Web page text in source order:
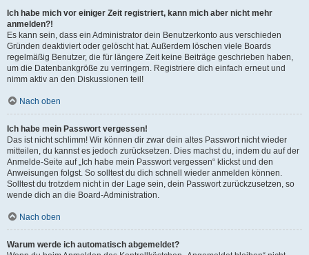
Ich habe mich vor einiger Zeit registriert, kann mich aber nicht mehr
anmelden?!
Es kann sein, dass ein Administrator dein Benutzerkonto aus verschieden
Gründen deaktiviert oder gelöscht hat. Außerdem löschen viele Boards
regelmäßig Benutzer, die für längere Zeit keine Beiträge geschrieben haben,
um die Datenbankgröße zu verringern. Registriere dich einfach erneut und
nimm aktiv an den Diskussionen teil!
Nach oben
Ich habe mein Passwort vergessen!
Das ist nicht schlimm! Wir können dir zwar dein altes Passwort nicht wieder
mitteilen, du kannst es jedoch zurücksetzen. Dies machst du, indem du auf der
Anmelde-Seite auf „Ich habe mein Passwort vergessen“ klickst und den
Anweisungen folgst. So solltest du dich schnell wieder anmelden können.
Solltest du trotzdem nicht in der Lage sein, dein Passwort zurückzusetzen, so
wende dich an die Board-Administration.
Nach oben
Warum werde ich automatisch abgemeldet?